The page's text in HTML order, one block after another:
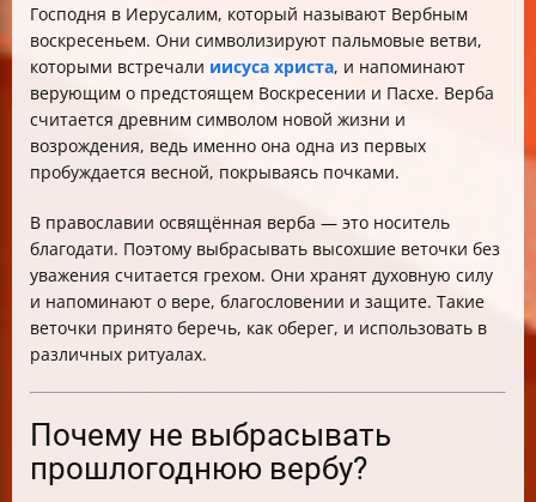
Господня в Иерусалим, который называют Вербным
воскресеньем. Они символизируют пальмовые ветви,
которыми встречали иисуса христа, и напоминают
верующим о предстоящем Воскресении и Пасхе. Верба
считается древним символом новой жизни и
возрождения, ведь именно она одна из первых
пробуждается весной, покрываясь почками.
В православии освящённая верба — это носитель
благодати. Поэтому выбрасывать высохшие веточки без
уважения считается грехом. Они хранят духовную силу
и напоминают о вере, благословении и защите. Такие
веточки принято беречь, как оберег, и использовать в
различных ритуалах.
Почему не выбрасывать
прошлогоднюю вербу?